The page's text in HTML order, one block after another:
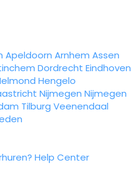
Apeldoorn Arnhem Assen
Dordrecht Eindhoven
Hengelo
Nijmegen Nijmegen
Tilburg Veenendaal
Help Center